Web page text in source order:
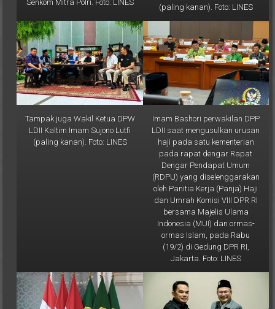
Tampak juga Wakil Ketua DPW
LDII Kaltim Imam Sujono Lutfi
(paling kanan). Foto: LINES
Imam Bashori perwakilan DPP
LDII saat mengusulkan urusan
haji pada satu kementerian
pada rapat dengar Rapat
Dengar Pendapat Umum
(RDPU) yang diselenggarakan
oleh Panitia Kerja (Panja) Haji
dan Umrah Komisi VIII DPR RI
bersama Majelis Ulama
Indonesia (MUI) dan ormas-
ormas Islam, pada Rabu
(19/2) di Gedung DPR RI,
Jakarta. Foto: LINES